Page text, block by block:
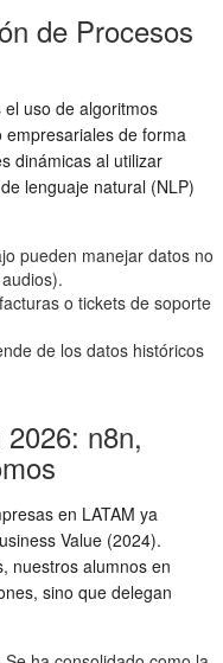
de Procesos
uso de algoritmos
de forma
dinámicas al utilizar
lenguaje natural (NLP)
pueden manejar datos no
o tickets de soporte
de los datos históricos
n8n,
en LATAM ya
Value (2024).
nuestros alumnos en
sino que delegan